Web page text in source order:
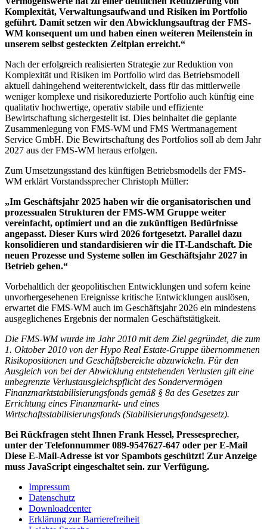
Komplexität, Verwaltungsaufwand und Risiken im Portfolio
geführt. Damit setzen wir den Abwicklungsauftrag der FMS-
WM konsequent um und haben einen weiteren Meilenstein in
unserem selbst gesteckten Zeitplan erreicht.“
Nach der erfolgreich realisierten Strategie zur Reduktion von
Komplexität und Risiken im Portfolio wird das Betriebsmodell
aktuell dahingehend weiterentwickelt, dass für das mittlerweile
weniger komplexe und risikoreduzierte Portfolio auch künftig eine
qualitativ hochwertige, operativ stabile und effiziente
Bewirtschaftung sichergestellt ist. Dies beinhaltet die geplante
Zusammenlegung von FMS-WM und FMS Wertmanagement
Service GmbH. Die Bewirtschaftung des Portfolios soll ab dem Jahr
2027 aus der FMS-WM heraus erfolgen.
Zum Umsetzungsstand des künftigen Betriebsmodells der FMS-
WM erklärt Vorstandssprecher Christoph Müller:
„Im Geschäftsjahr 2025 haben wir die organisatorischen und
prozessualen Strukturen der FMS-WM Gruppe weiter
vereinfacht, optimiert und an die zukünftigen Bedürfnisse
angepasst. Dieser Kurs wird 2026 fortgesetzt. Parallel dazu
konsolidieren und standardisieren wir die IT-Landschaft. Die
neuen Prozesse und Systeme sollen im Geschäftsjahr 2027 in
Betrieb gehen.“
Vorbehaltlich der geopolitischen Entwicklungen und sofern keine
unvorhergesehenen Ereignisse kritische Entwicklungen auslösen,
erwartet die FMS-WM auch im Geschäftsjahr 2026 ein mindestens
ausgeglichenes Ergebnis der normalen Geschäftstätigkeit.
Die FMS-WM wurde im Jahr 2010 mit dem Ziel gegründet, die zum
1. Oktober 2010 von der Hypo Real Estate-Gruppe übernommenen
Risikopositionen und Geschäftsbereiche abzuwickeln. Für den
Ausgleich von bei der Abwicklung entstehenden Verlusten gilt eine
unbegrenzte Verlustausgleichspflicht des Sondervermögen
Finanzmarktstabilisierungsfonds gemäß § 8a des Gesetzes zur
Errichtung eines Finanzmarkt- und eines
Wirtschaftsstabilisierungsfonds (Stabilisierungsfondsgesetz).
Bei Rückfragen steht Ihnen Frank Hessel, Pressesprecher,
unter der Telefonnummer 089-9547627-647 oder per E-Mail
Diese E-Mail-Adresse ist vor Spambots geschützt! Zur Anzeige
muss JavaScript eingeschaltet sein. zur Verfügung.
Impressum
Datenschutz
Downloadcenter
Erklärung zur Barrierefreiheit